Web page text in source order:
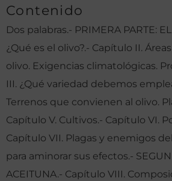
Contenido
Dos palabras.- PRIMERA PARTE:
¿Qué es el olivo?.- Capítulo II.
olivo. Exigencias climatológicas.
III. ¿Qué variedad debemos
Terrenos que convienen al olivo.
Capítulo V. Cultivos.- Capítulo VI.
Capítulo VII. Plagas y enemigos
para aminorar sus efectos.-
ACEITUNA.- Capítulo VIII.